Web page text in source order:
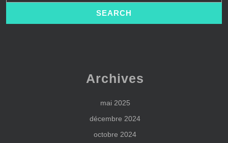
Archives
mai 2025
décembre 2024
octobre 2024